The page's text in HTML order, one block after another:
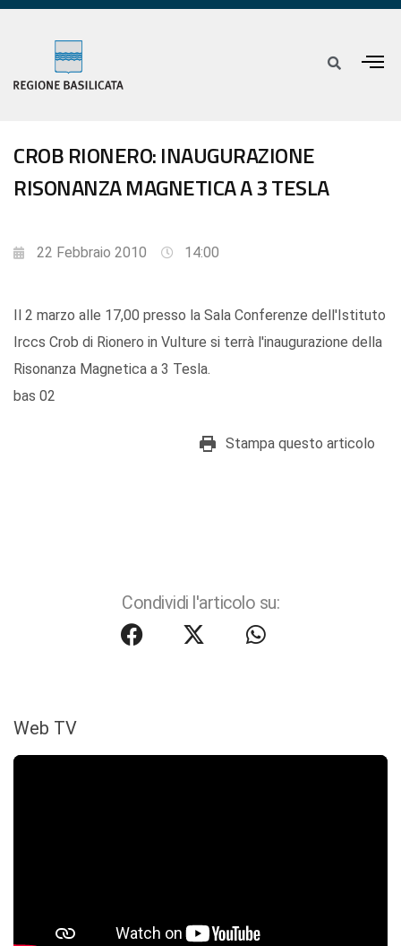
CROB RIONERO: INAUGURAZIONE
RISONANZA MAGNETICA A 3 TESLA
22 Febbraio 2010 14:00
Il 2 marzo alle 17,00 presso la Sala Conferenze dell'Istituto
Irccs Crob di Rionero in Vulture si terrà l'inaugurazione della
Risonanza Magnetica a 3 Tesla.
bas 02
Stampa questo articolo
Condividi l'articolo su:
Web TV